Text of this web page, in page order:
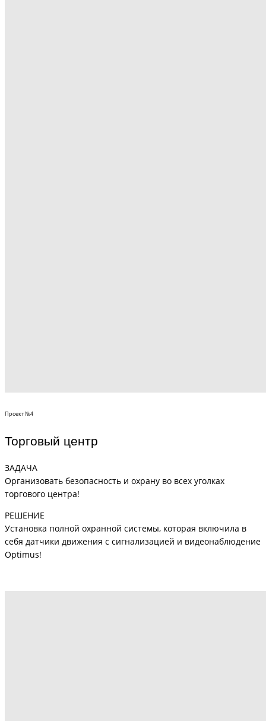
Проект №4
Торговый центр
ЗАДАЧА
Организовать безопасность и охрану во всех уголках
торгового центра!
РЕШЕНИЕ
Установка полной охранной системы, которая включила в
себя датчики движения с сигнализацией и видеонаблюдение
Optimus!